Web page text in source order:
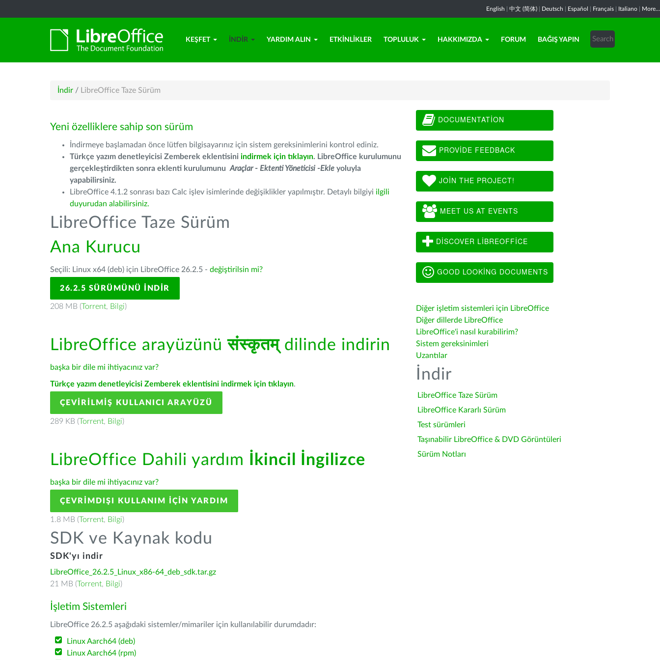
English 中文 (简体) Deutsch Español Français Italiano More...
KEŞFET İNDIR YARDIM ALIN ETKINLIKLER TOPLULUK HAKKIMIZDA FORUM BAĞIŞ YAPIN
İndir / LibreOffice Taze Sürüm
Yeni özelliklere sahip son sürüm
İndirmeye başlamadan önce lütfen bilgisayarınız için sistem gereksinimlerini kontrol ediniz.
Türkçe yazım denetleyicisi Zemberek eklentisini indirmek için tıklayın. LibreOffice kurulumunu
gerçekleştirdikten sonra eklenti kurulumunu Araçlar - Ektenti Yöneticisi -Ekle yoluyla
yapabilirsiniz.
LibreOffice 4.1.2 sonrası bazı Calc işlev isimlerinde değişiklikler yapılmıştır. Detaylı bilgiyi ilgili
duyurudan alabilirsiniz.
LibreOffice Taze Sürüm
Ana Kurucu
Seçili: Linux x64 (deb) için LibreOffice 26.2.5 - değiştirilsin mi?
26.2.5 SÜRÜMÜNÜ İNDIR
208 MB (Torrent, Bilgi)
LibreOffice arayüzünüसंस्कृतम्dilinde indirin
başka bir dile mi ihtiyacınız var?
Türkçe yazım denetleyicisi Zemberek eklentisini indirmek için tıklayın.
ÇEVIRILMIŞ KULLANICI ARAYÜZÜ
289 KB (Torrent, Bilgi)
LibreOffice Dahili yardım İkincil İngilizce
başka bir dile mi ihtiyacınız var?
ÇEVRIMDIŞI KULLANIM IÇIN YARDIM
1.8 MB (Torrent, Bilgi)
SDK ve Kaynak kodu
SDK'yı indir
LibreOffice_26.2.5_Linux_x86-64_deb_sdk.tar.gz
21 MB (Torrent, Bilgi)
İşletim Sistemleri
LibreOffice 26.2.5 aşağıdaki sistemler/mimariler için kullanılabilir durumdadır:
Linux Aarch64 (deb)
Linux Aarch64 (rpm)
DOCUMENTATION
PROVIDE FEEDBACK
JOIN THE PROJECT!
MEET US AT EVENTS
DISCOVER LIBREOFFICE
GOOD LOOKING DOCUMENTS
Diğer işletim sistemleri için LibreOffice
Diğer dillerde LibreOffice
LibreOffice'i nasıl kurabilirim?
Sistem gereksinimleri
Uzantılar
İndir
LibreOffice Taze Sürüm
LibreOffice Kararlı Sürüm
Test sürümleri
Taşınabilir LibreOffice & DVD Görüntüleri
Sürüm Notları